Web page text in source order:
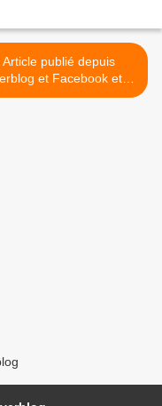
Article publié depuis
et Facebook et X
(Twitter) >